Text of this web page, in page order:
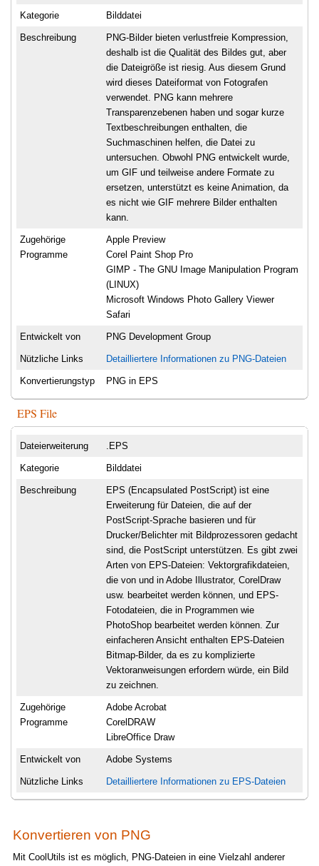
Kategorie Bilddatei
Beschreibung
PNG-Bilder bieten verlustfreie Kompression,
deshalb ist die Qualität des Bildes gut, aber
die Dateigröße ist riesig. Aus diesem Grund
wird dieses Dateiformat von Fotografen
verwendet. PNG kann mehrere
Transparenzebenen haben und sogar kurze
Textbeschreibungen enthalten, die
Suchmaschinen helfen, die Datei zu
untersuchen. Obwohl PNG entwickelt wurde,
um GIF und teilweise andere Formate zu
ersetzen, unterstützt es keine Animation, da
es nicht wie GIF mehrere Bilder enthalten
kann.
Zugehörige
Programme
Apple Preview
Corel Paint Shop Pro
GIMP - The GNU Image Manipulation Program
(LINUX)
Microsoft Windows Photo Gallery Viewer
Safari
Entwickelt von PNG Development Group
Nützliche Links Detailliertere Informationen zu PNG-Dateien
Konvertierungstyp PNG in EPS
EPS File
Dateierweiterung .EPS
Kategorie Bilddatei
Beschreibung
EPS (Encapsulated PostScript) ist eine
Erweiterung für Dateien, die auf der
PostScript-Sprache basieren und für
Drucker/Belichter mit Bildprozessoren gedacht
sind, die PostScript unterstützen. Es gibt zwei
Arten von EPS-Dateien: Vektorgrafikdateien,
die von und in Adobe Illustrator, CorelDraw
usw. bearbeitet werden können, und EPS-
Fotodateien, die in Programmen wie
PhotoShop bearbeitet werden können. Zur
einfacheren Ansicht enthalten EPS-Dateien
Bitmap-Bilder, da es zu komplizierte
Vektoranweisungen erfordern würde, ein Bild
zu zeichnen.
Zugehörige
Programme
Adobe Acrobat
CorelDRAW
LibreOffice Draw
Entwickelt von Adobe Systems
Nützliche Links Detailliertere Informationen zu EPS-Dateien
Konvertieren von PNG
Mit CoolUtils ist es möglich, PNG-Dateien in eine Vielzahl anderer